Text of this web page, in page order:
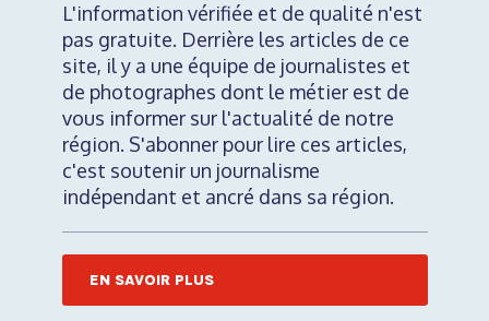
L'information vérifiée et de qualité n'est
pas gratuite. Derrière les articles de ce
site, il y a une équipe de journalistes et
de photographes dont le métier est de
vous informer sur l'actualité de notre
région. S'abonner pour lire ces articles,
c'est soutenir un journalisme
indépendant et ancré dans sa région.
EN SAVOIR PLUS